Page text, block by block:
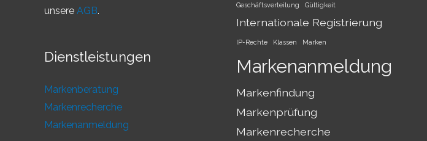
unsere AGB.
Dienstleistungen
Markenberatung
Markenrecherche
Markenanmeldung
Geschäftsverteilung Gültigkeit
Internationale Registrierung
IP-Rechte Klassen Marken
Markenanmeldung
Markenfindung
Markenprüfung
Markenrecherche